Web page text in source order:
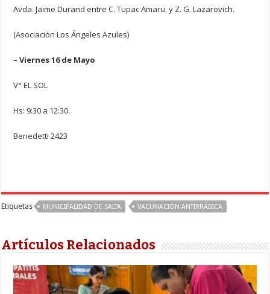
Avda. Jaime Durand entre C. Tupac Amaru. y Z. G. Lazarovich.
(Asociación Los Ángeles Azules)
– Viernes 16 de Mayo
V° EL SOL
Hs: 9:30 a 12:30.
Benedetti 2423
Etiquetas MUNICIPALIDAD DE SALTA VACUNACIÓN ANTIRRÁBICA
Artículos Relacionados